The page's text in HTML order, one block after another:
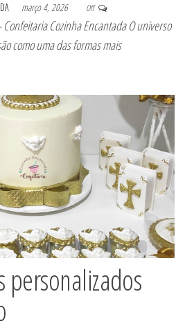
março 4, 2026 Off
Cozinha Encantada O universo
como uma das formas mais
personalizados